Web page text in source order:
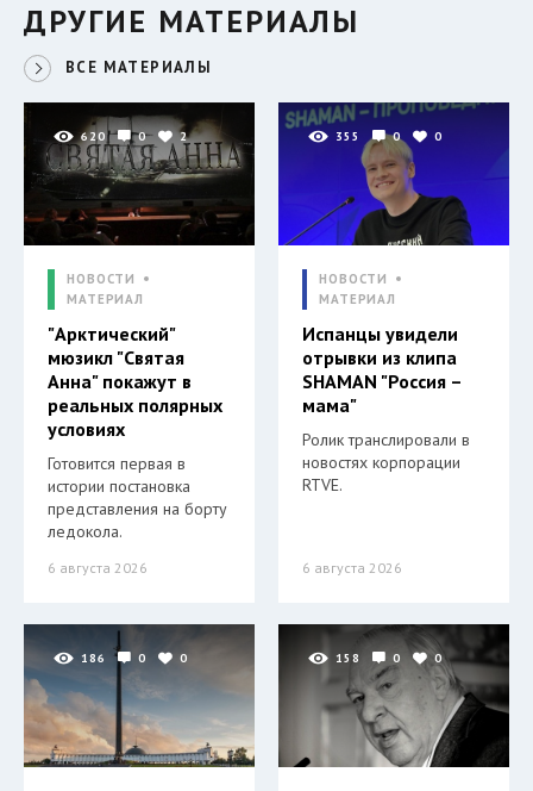
ДРУГИЕ МАТЕРИАЛЫ
ВСЕ МАТЕРИАЛЫ
620 0 2
НОВОСТИ
МАТЕРИАЛ
"Арктический"
мюзикл "Святая
Анна" покажут в
реальных полярных
условиях
Готовится первая в
истории постановка
представления на борту
ледокола.
6 августа 2026
355 0 0
НОВОСТИ
МАТЕРИАЛ
Испанцы увидели
отрывки из клипа
SHAMAN "Россия –
мама"
Ролик транслировали в
новостях корпорации
RTVE.
6 августа 2026
186 0 0 158 0 0